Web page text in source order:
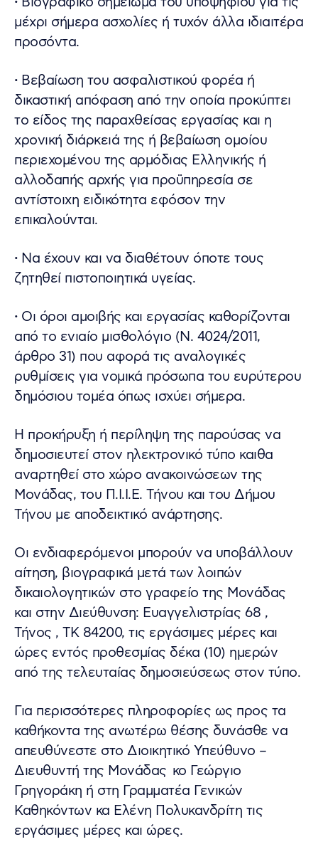
μέχρι σήμερα ασχολίες ή τυχόν άλλα ιδιαιτέρα
προσόντα.
· Βεβαίωση του ασφαλιστικού φορέα ή
δικαστική απόφαση από την οποία προκύπτει
το είδος της παραχθείσας εργασίας και η
χρονική διάρκειά της ή βεβαίωση ομοίου
περιεχομένου της αρμόδιας Ελληνικής ή
αλλοδαπής αρχής για προϋπηρεσία σε
αντίστοιχη ειδικότητα εφόσον την
επικαλούνται.
· Να έχουν και να διαθέτουν όποτε τους
ζητηθεί πιστοποιητικά υγείας.
·Οι όροι αμοιβής και εργασίας καθορίζονται
από το ενιαίο μισθολόγιο (Ν. 4024/2011,
άρθρο 31) που αφορά τις αναλογικές
ρυθμίσεις για νομικά πρόσωπα του ευρύτερου
δημόσιου τομέα όπως ισχύει σήμερα.
Η προκήρυξη ή περίληψη της παρούσας να
δημοσιευτεί στον ηλεκτρονικό τύπο καιθα
αναρτηθεί στο χώρο ανακοινώσεων της
Μονάδας, του Π.Ι.Ι.Ε. Τήνου και του Δήμου
Τήνου με αποδεικτικό ανάρτησης.
Οι ενδιαφερόμενοι μπορούν να υποβάλλουν
αίτηση, βιογραφικά μετά των λοιπών
δικαιολογητικών στο γραφείο της Μονάδας
και στην Διεύθυνση: Ευαγγελιστρίας 68 ,
Τήνος , ΤΚ 84200, τις εργάσιμες μέρες και
ώρες εντός προθεσμίας δέκα (10) ημερών
από της τελευταίας δημοσιεύσεως στον τύπο.
Για περισσότερες πληροφορίες ως προς τα
καθήκοντα της ανωτέρω θέσης δυνάσθε να
απευθύνεστε στο Διοικητικό Υπεύθυνο –
Διευθυντή της Μονάδας κο Γεώργιο
Γρηγοράκη ή στη Γραμματέα Γενικών
Καθηκόντων κα Ελένη Πολυκανδρίτη τις
εργάσιμες μέρες και ώρες.